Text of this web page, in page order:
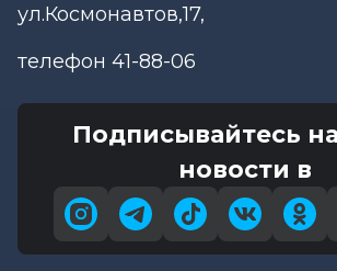
ул.Космонавтов,17,
телефон 41-88-06
Подписывайтесь
новости в